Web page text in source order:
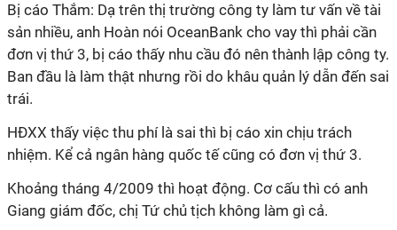
Bị cáo Thắm: Dạ trên thị trường công ty làm tư vấn về tài
sản nhiều, anh Hoàn nói OceanBank cho vay thì phải cần
đơn vị thứ 3, bị cáo thấy nhu cầu đó nên thành lập công ty.
Ban đầu là làm thật nhưng rồi do khâu quản lý dẫn đến sai
trái.
HĐXX thấy việc thu phí là sai thì bị cáo xin chịu trách
nhiệm. Kể cả ngân hàng quốc tế cũng có đơn vị thứ 3.
Khoảng tháng 4/2009 thì hoạt động. Cơ cấu thì có anh
Giang giám đốc, chị Tứ chủ tịch không làm gì cả.